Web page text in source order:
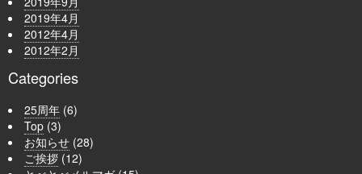
2019年4月
2012年4月
2012年2月
Categories
25周年 (6)
Top (3)
お知らせ (28)
ご挨拶 (12)